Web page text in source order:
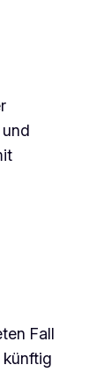
Fall